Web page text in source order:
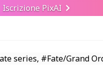
Iscrizione PixAI